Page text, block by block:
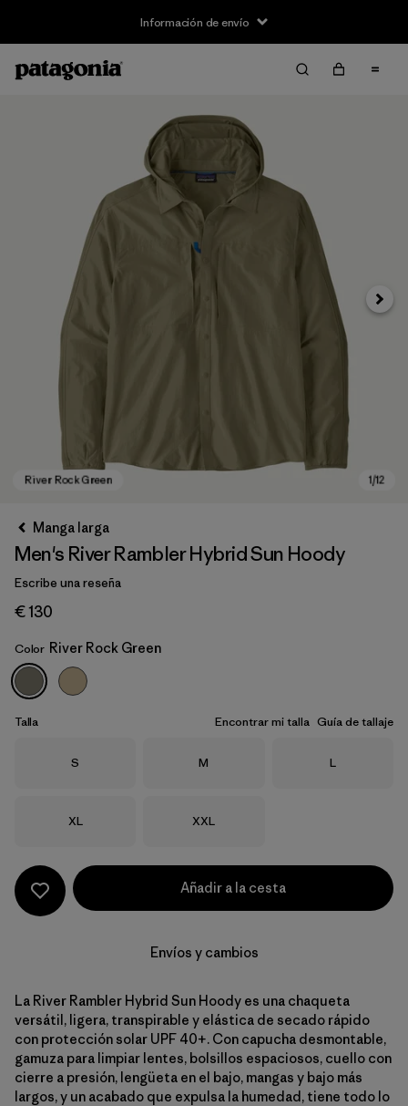
Información de envío
River Rock Green
Manga larga
Men's River Rambler Hybrid Sun Hoody
Escribe una reseña
€ 130
Color River Rock Green
Talla Encontrar mi talla Guía de tallaje
Talla
S Talla
M Talla
L
Talla
XL Talla
XXL
Añadir a la cesta
Envíos y cambios
La River Rambler Hybrid Sun Hoody es una chaqueta
versátil, ligera, transpirable y elástica de secado rápido
con protección solar UPF 40+. Con capucha desmontable,
gamuza para limpiar lentes, bolsillos espaciosos, cuello con
cierre a presión, lengüeta en el bajo, mangas y bajo más
largos, y un acabado que expulsa la humedad, tiene todo lo